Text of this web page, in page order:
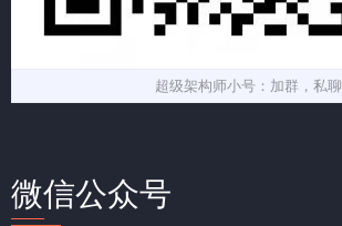
超级架构师小号：加群，私聊
微信公众号